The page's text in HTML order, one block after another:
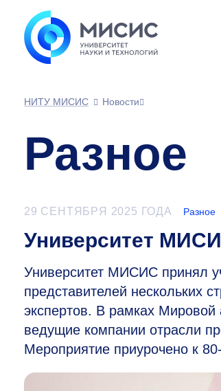
НИТУ МИСИС
Новости
Разное
29 СЕНТЯБРЯ 2025 ГОДА Разное
Университет
Университет МИСИС принял
представителей нескольких
экспертов. В рамках
ведущие компании отрасли
Мероприятие приурочено к